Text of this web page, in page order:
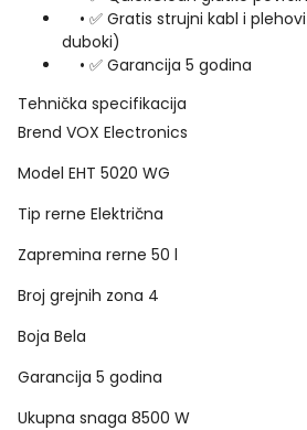
• ✅ Gratis strujni kabl i
duboki)
• ✅ Garancija 5 godina
Tehnička specifikacija
Brend VOX Electronics
Model EHT 5020 WG
Tip rerne Električna
Zapremina rerne 50 l
Broj grejnih zona 4
Boja Bela
Garancija 5 godina
Ukupna snaga 8500 W